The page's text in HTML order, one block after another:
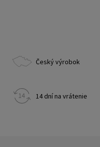
Český výrobok
14 dní na vrátenie